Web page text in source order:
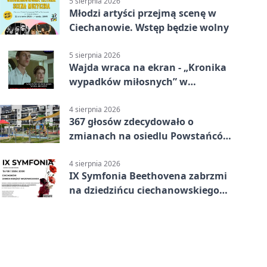
Młodzi artyści przejmą scenę w
Ciechanowie. Wstęp będzie wolny
5 sierpnia 2026
Wajda wraca na ekran - „Kronika
wypadków miłosnych” w
4 sierpnia 2026
367 głosów zdecydowało o
zmianach na osiedlu Powstańców
4 sierpnia 2026
IX Symfonia Beethovena zabrzmi
na dziedzińcu ciechanowskiego